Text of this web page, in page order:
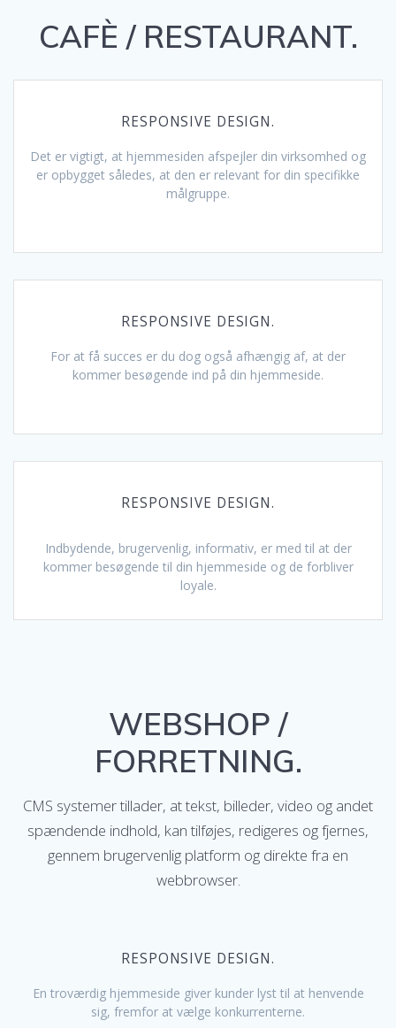
CAFÈ / RESTAURANT.
RESPONSIVE DESIGN.
Det er vigtigt, at hjemmesiden afspejler din virksomhed og
er opbygget således, at den er relevant for din specifikke
målgruppe.
RESPONSIVE DESIGN.
For at få succes er du dog også afhængig af, at der
kommer besøgende ind på din hjemmeside.
RESPONSIVE DESIGN.
Indbydende, brugervenlig, informativ, er med til at der
kommer besøgende til din hjemmeside og de forbliver
loyale.
WEBSHOP /
FORRETNING.
CMS systemer tillader, at tekst, billeder, video og andet
spændende indhold, kan tilføjes, redigeres og fjernes,
gennem brugervenlig platform og direkte fra en
webbrowser.
RESPONSIVE DESIGN.
En troværdig hjemmeside giver kunder lyst til at henvende
sig, fremfor at vælge konkurrenterne.